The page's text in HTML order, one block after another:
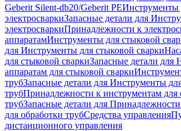
Geberit Silent-db20/Geberit PEИнструменты
электросваркиЗапасные детали для
электросваркиПринадлежности к
аппаратамИнструменты для стыковой
для Инструменты для стыковой сварки
для стыковой сваркиЗапасные детали для
аппаратам для стыковой сварки
трубЗапасные детали для Инструменты
трубПринадлежности к инструментам для
трубЗапасные детали для
для обработки трубСредства управления
дистанционного управления